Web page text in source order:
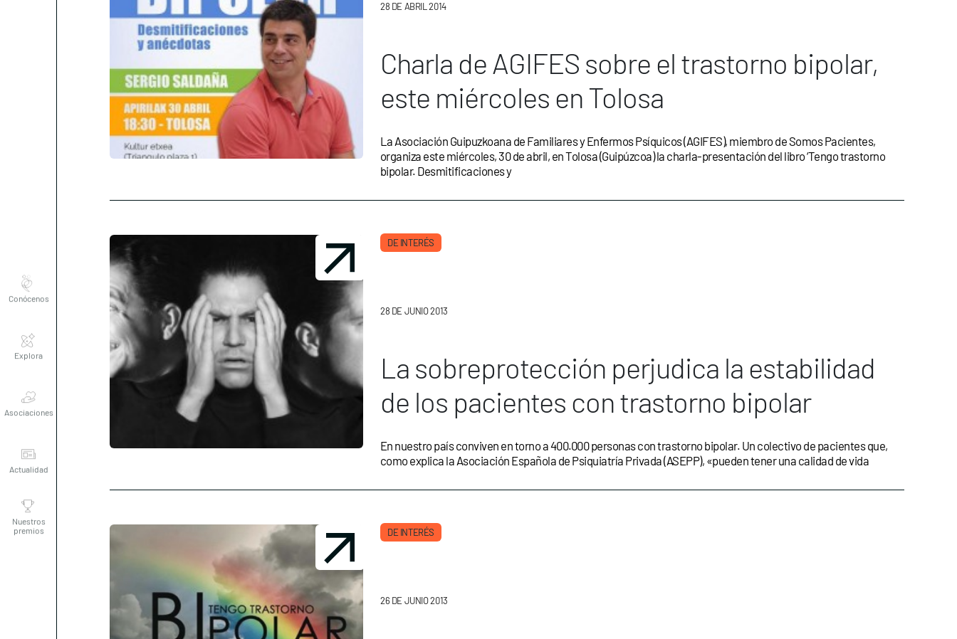
premios
28 DE ABRIL 2014
Charla de AGIFES sobre el trastorno bipolar,
este miércoles en Tolosa
La Asociación Guipuzkoana de Familiares y Enfermos Psíquicos (AGIFES), miembro de Somos Pacientes,
organiza este miércoles, 30 de abril, en Tolosa (Guipúzcoa) la charla-presentación del libro ‘Tengo trastorno
bipolar. Desmitificaciones y
DE INTERÉS
28 DE JUNIO 2013
La sobreprotección perjudica la estabilidad
de los pacientes con trastorno bipolar
En nuestro país conviven en torno a 400.000 personas con trastorno bipolar. Un colectivo de pacientes que,
como explica la Asociación Española de Psiquiatría Privada (ASEPP), «pueden tener una calidad de vida
DE INTERÉS
26 DE JUNIO 2013